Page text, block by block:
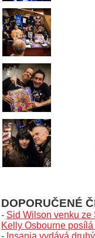
DOPORUČENÉ
- Sid Wilson venku ze
Kelly Osbourne